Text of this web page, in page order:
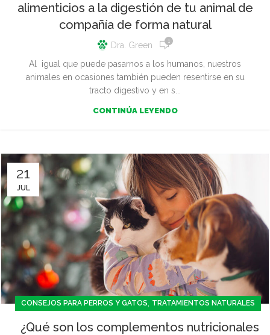
alimenticios a la digestión de tu animal de
compañía de forma natural
Dra. Green 1
Al igual que puede pasarnos a los humanos, nuestros
animales en ocasiones también pueden resentirse en su
tracto digestivo y en s...
CONTINÚA LEYENDO
21
JUL
CONSEJOS PARA PERROS Y GATOS TRATAMIENTOS NATURALES
¿Qué son los complementos nutricionales